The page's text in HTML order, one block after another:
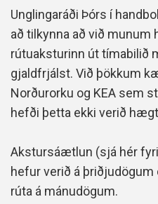
Unglingaráði Þórs í
að tilkynna að við munum
rútuaksturinn út tímabilið
gjaldfrjálst. Við þökkum
Norðurorku og KEA sem
hefði þetta ekki verið
Akstursáætlun (sjá hér
hefur verið á
rúta á mánudögum.